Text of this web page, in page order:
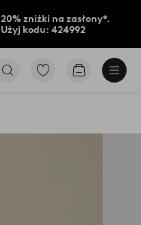
20% zniżki na zasłony*.
Użyj kodu: 424992
PrzejdźPrzejdź